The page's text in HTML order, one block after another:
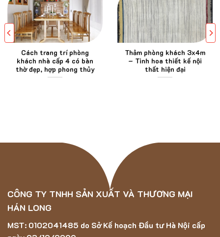
Cách trang trí phòng
khách nhà cấp 4 có bàn
thờ đẹp, hợp phong thủy
Thảm phòng khách 3x4m
– Tinh hoa thiết kế nội
thất hiện đại
CÔNG TY TNHH SẢN XUẤT VÀ THƯƠNG MẠI
HÁN LONG
MST: 0102041485 do Sở Kế hoạch Đầu tư Hà Nội cấp